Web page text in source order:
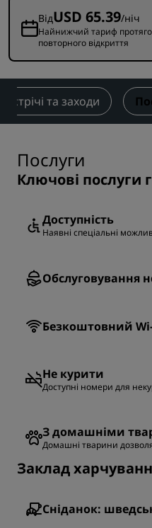
ВідUSD 65.39/ніч
Найнижчий тариф
повторного відкриття
Зустрічі та заходи
Послуги
Ключові послуги
Доступність
Наявні спеціальні
Обслуговування
Безкоштовний
Не курити
Доступні номери для
З домашніми
Домашні тварини
Заклад
Сніданок: